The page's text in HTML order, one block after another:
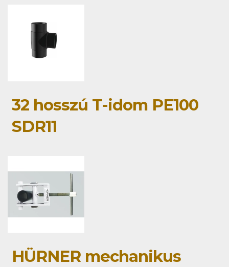
32 hosszú T-idom PE100
SDR11
HÜRNER mechanikus